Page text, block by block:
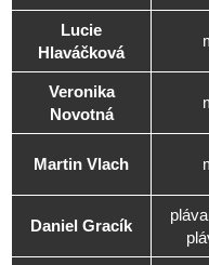
Lucie
Hlaváčková
Veronika
Novotná
Martin Vlach
Daniel Gracík